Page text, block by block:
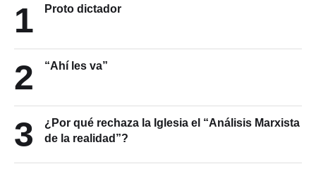
1 Proto dictador
2 “Ahí les va”
3
¿Por qué rechaza la Iglesia el “Análisis Marxista
de la realidad”?